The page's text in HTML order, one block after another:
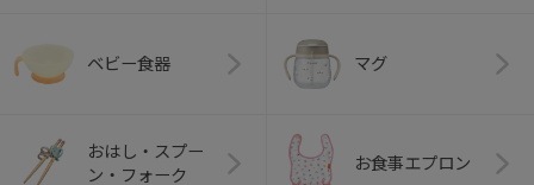
ベビー食器 マグ
おはし・スプー
ン・フォーク
お食事エプロン